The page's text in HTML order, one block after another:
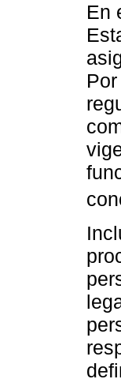
En